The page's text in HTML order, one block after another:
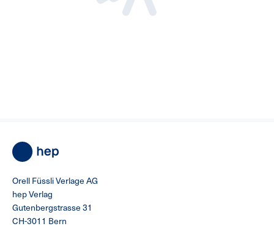
Autorin diverser Lehrmittel (Deutsch für
Detailhandel; Deutsch/Literatur – Die Ballade von
Orell Füssli Verlage AG
hep Verlag
Gutenbergstrasse 31
CH-3011 Bern